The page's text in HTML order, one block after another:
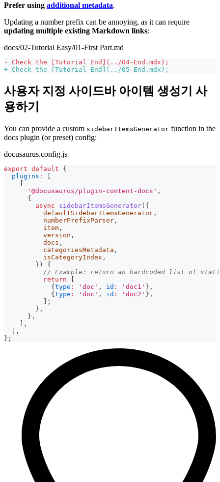
Prefer using additional metadata.
Updating a number prefix can be annoying, as it can require
updating multiple existing Markdown links:
docs/02-Tutorial Easy/01-First Part.md
-
Check the [Tutorial End](../04-End.mdx);
+ Check the [Tutorial End](../05-End.mdx);
사용자 지정 사이드바 아이템 생성기 사
용하기
You can provide a custom sidebarItemsGenerator function in the
docs plugin (or preset) config:
docusaurus.config.js
export default
{
plugins :
[
[
'@docusaurus/plugin-content-docs' ,
{
async
sidebarItemsGenerator( {
          defaultSidebarItemsGenerator
,
          numberPrefixParser
,
          item
,
          version
,
          docs
,
          categoriesMetadata
,
          isCategoryIndex
,
} )
{
// Example: return an hardcoded list of
return
[
{type : 'doc' , id : 'doc1' } ,
{type : 'doc' , id : 'doc2' } ,
] ;
} ,
} ,
] ,
] ,
} ;